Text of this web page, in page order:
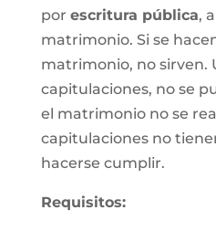
por escritura pública,
matrimonio. Si se
matrimonio, no sirven.
capitulaciones, no se
el matrimonio no se
capitulaciones no
hacerse cumplir.
Requisitos: